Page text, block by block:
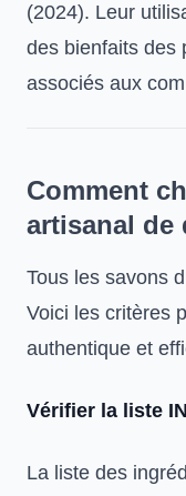
(2024). Leur
des bienfaits des
associés aux
Comment
artisanal de
Tous les savons
Voici les critères
authentique et
Vérifier la liste
La liste des